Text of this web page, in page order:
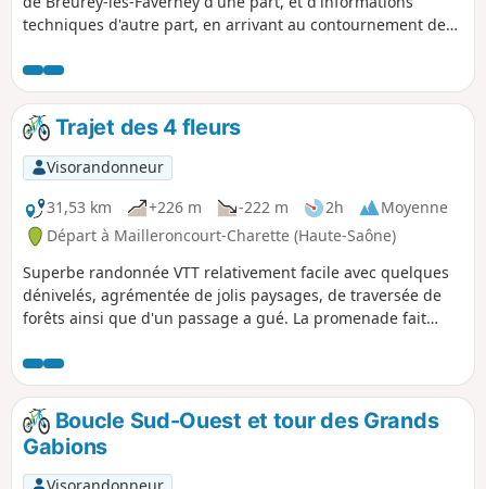
techniques d'autre part, en arrivant au contournement de
franchissement de la Scycotte, le diffuseur de la D6, et le
viaduc de 607 mètres sur la Saône, constituent les pièces
maîtresses de la déviation de la N19.
Trajet des 4 fleurs
Visorandonneur
31,53 km
+226 m -222 m 2h
Moyenne
Départ à Mailleroncourt-Charette (Haute-Saône)
Superbe randonnée VTT relativement facile avec quelques
dénivelés, agrémentée de jolis paysages, de traversée de
forêts ainsi que d'un passage a gué. La promenade fait
principal de la randonnée. Ce village a été récompensé des
4 fleurs du fleurissement des communes en 2010.
Boucle Sud-Ouest et tour des Grands
Gabions